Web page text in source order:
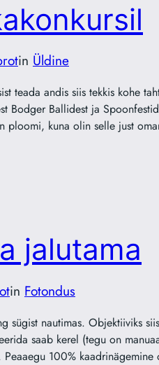
in Üldine
teada andis siis tekkis kohe
Bodger Ballidest ja
ploomi, kuna olin selle just
jalutama
in Fotondus
sügist nautimas. Objektiiviks
saab kerel (tegu on
100%